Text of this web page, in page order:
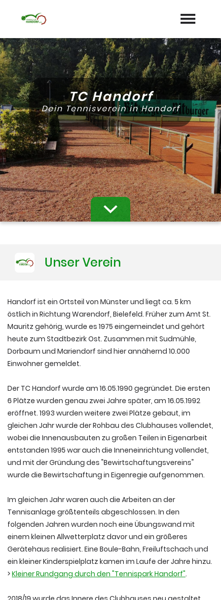
Startseite
Aktuelles
Termine
Unser Verein expand_more
Mannschaften
Jugend expand_more
Sponsoren
Galerie
Platzbuchung
TC Handorf
Dein Tennisverein in Handorf
Unser Verein
Handorf ist ein Ortsteil von Münster und liegt ca. 5 km
östlich in Richtung Warendorf, Bielefeld. Früher zum Amt St.
Mauritz gehörig, wurde es 1975 eingemeindet und gehört
heute zum Stadtbezirk Ost. Zusammen mit Sudmühle,
Dorbaum und Mariendorf sind hier annähernd 10.000
Einwohner gemeldet.
Der TC Handorf wurde am 16.05.1990 gegründet. Die ersten
6 Plätze wurden genau zwei Jahre später, am 16.05.1992
eröffnet. 1993 wurden weitere zwei Plätze gebaut, im
gleichen Jahr wurde der Rohbau des Clubhauses vollendet,
wobei die Innenausbauten zu großen Teilen in Eigenarbeit
entstanden 1995 war auch die Inneneinrichtung vollendet,
und mit der Gründung des "Bewirtschaftungsvereins"
wurde die Bewirtschaftung in Eigenregie aufgenommen.
Im gleichen Jahr waren auch die Arbeiten an der
Tennisanlage größtenteils abgeschlossen. In den
folgenden Jahren wurden noch eine Übungswand mit
einem kleinen Allwetterplatz davor und ein größeres
Gerätehaus realisiert. Eine Boule-Bahn, Freiluftschach und
ein kleiner Kinderspielplatz kamen im Laufe der Jahre hinzu.
>Kleiner Rundgang durch den "Tennispark Handorf".